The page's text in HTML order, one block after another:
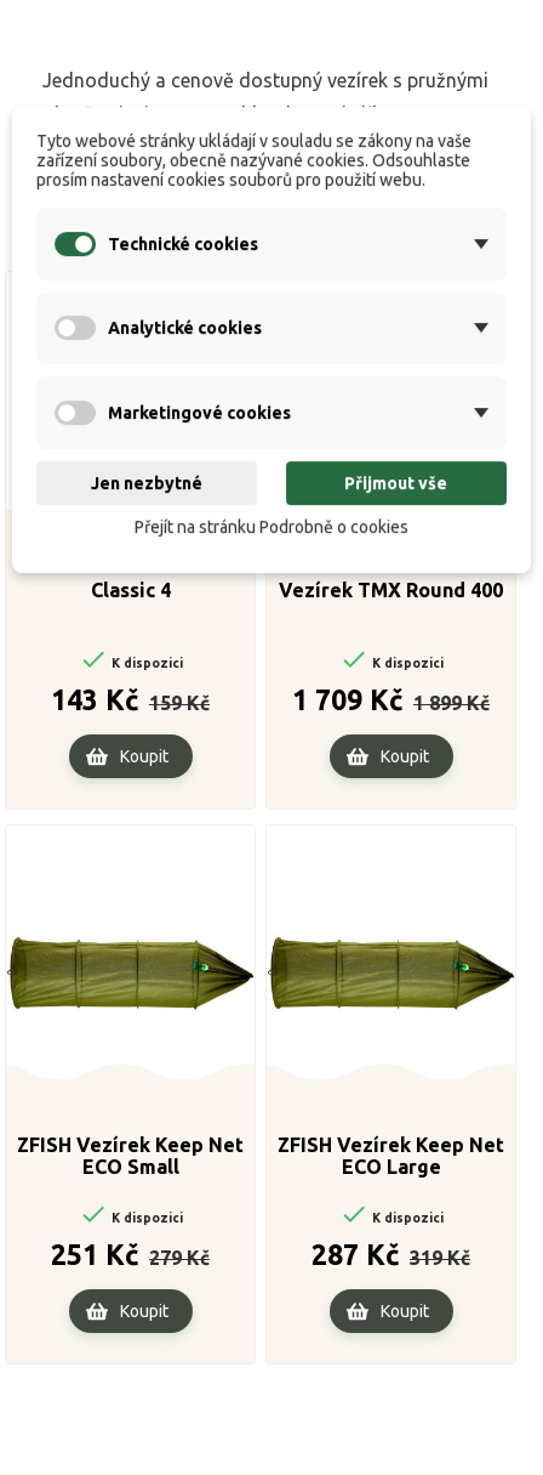
Jednoduchý a cenově dostupný vezírek s pružnými
obručemi a jemnou rychleschnoucí síťkou.
Classic 4
 K dispozici
143 Kč
cena
159 Kč
Koupit
Vezírek TMX Round 400
 K dispozici
1 709 Kč
cena
1 899 Kč
Koupit
ZFISH Vezírek Keep Net
ECO Small
 K dispozici
251 Kč
cena
279 Kč
Koupit
ZFISH Vezírek Keep Net
ECO Large
 K dispozici
287 Kč
cena
319 Kč
Koupit
Tyto webové stránky ukládají v souladu se zákony na vaše
zařízení soubory, obecně nazývané cookies. Odsouhlaste
prosím nastavení cookies souborů pro použití webu.
Technické cookies
Analytické cookies
Marketingové cookies
Jen nezbytné Přijmout vše
Přejít na stránku Podrobně o cookies